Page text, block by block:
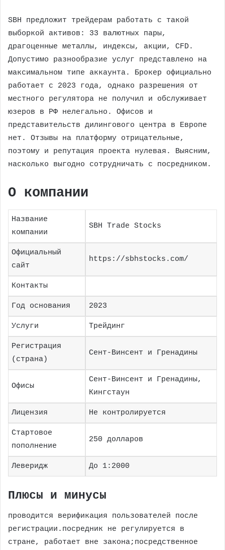
SBH предложит трейдерам работать с такой
выборкой активов: 33 валютных пары,
драгоценные металлы, индексы, акции, CFD.
Допустимо разнообразие услуг представлено на
максимальном типе аккаунта. Брокер официально
работает с 2023 года, однако разрешения от
местного регулятора не получил и обслуживает
юзеров в РФ нелегально. Офисов и
представительств дилингового центра в Европе
нет. Отзывы на платформу отрицательные,
поэтому и репутация проекта нулевая. Выясним,
насколько выгодно сотрудничать с посредником.
О компании
Название
компании
SBH Trade Stocks
Официальный
сайт
https://sbhstocks.com/
Контакты
Год основания 2023
Услуги Трейдинг
Регистрация
(страна)
Сент-Винсент и Гренадины
Офисы
Сент-Винсент и Гренадины,
Кингстаун
Лицензия Не контролируется
Стартовое
пополнение
250 долларов
Леверидж До 1:2000
Плюсы и минусы
проводится верификация пользователей после
регистрации.посредник не регулируется в
стране, работает вне закона;посредственное